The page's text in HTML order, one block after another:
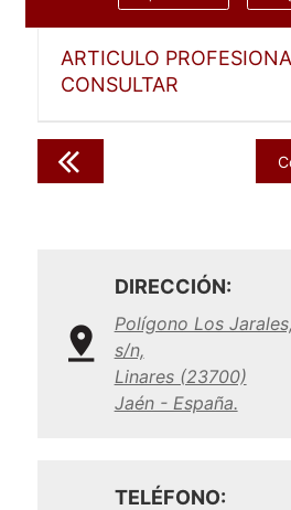
ARTICULO
CONSULTAR
DIRECCIÓN:
Polígono Los
s/n,
Linares (23700)
Jaén - España.
TELÉFONO: